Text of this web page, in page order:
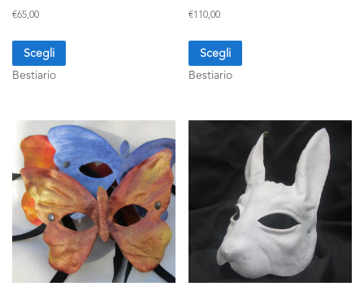
€65,00
Scegli
Bestiario
€110,00
Scegli
Bestiario